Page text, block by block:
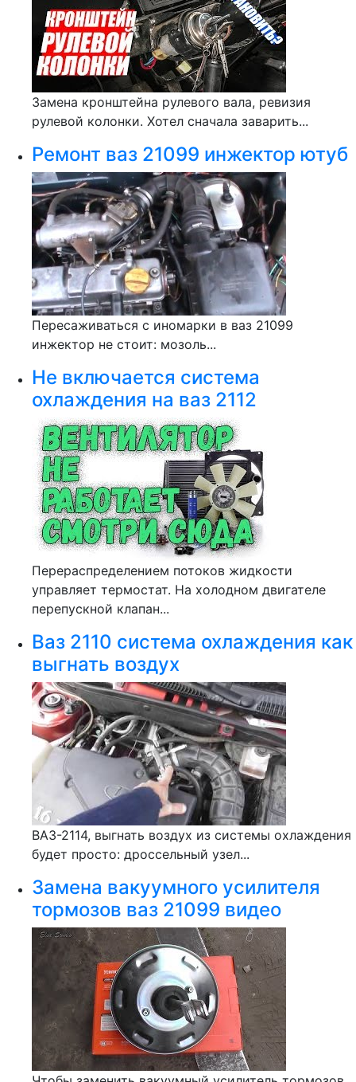
Замена кронштейна рулевого вала, ревизия
рулевой колонки. Хотел сначала заварить...
Ремонт ваз 21099 инжектор ютуб
Пересаживаться с иномарки в ваз 21099
инжектор не стоит: мозоль...
Не включается система
охлаждения на ваз 2112
Перераспределением потоков жидкости
управляет термостат. На холодном двигателе
перепускной клапан...
Ваз 2110 система охлаждения как
выгнать воздух
ВАЗ-2114, выгнать воздух из системы охлаждения
будет просто: дроссельный узел...
Замена вакуумного усилителя
тормозов ваз 21099 видео